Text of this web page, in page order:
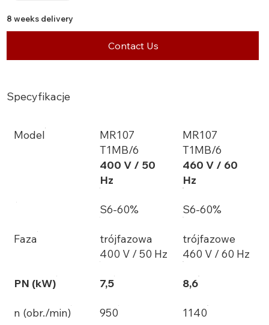
8 weeks delivery
Contact Us
Specyfikacje
Model
MR107
T1MB/6
400 V / 50
Hz
MR107
T1MB/6
460 V / 60
Hz
S6-60% S6-60%
Faza
trójfazowa
400 V / 50 Hz
trójfazowe
460 V / 60 Hz
PN (kW) 7,5 8,6
n (obr./min) 950 1140